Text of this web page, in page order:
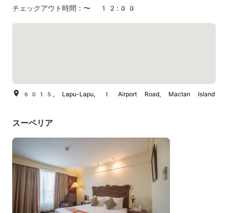
チェックアウト時間： 〜 12:00
6015, Lapu-Lapu, 1 Airport Road, Mactan Island
スーペリア